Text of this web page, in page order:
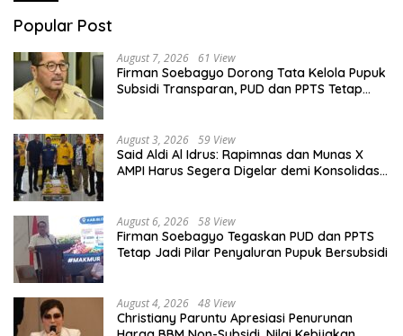
Popular Post
August 7, 2026 61 View
Firman Soebagyo Dorong Tata Kelola Pupuk
Subsidi Transparan, PUD dan PPTS Tetap
August 3, 2026 59 View
Said Aldi Al Idrus: Rapimnas dan Munas X
AMPI Harus Segera Digelar demi Konsolidasi
August 6, 2026 58 View
Firman Soebagyo Tegaskan PUD dan PPTS
Tetap Jadi Pilar Penyaluran Pupuk Bersubsidi
August 4, 2026 48 View
Christiany Paruntu Apresiasi Penurunan